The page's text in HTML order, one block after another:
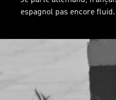
espagnol pas encore fluid.